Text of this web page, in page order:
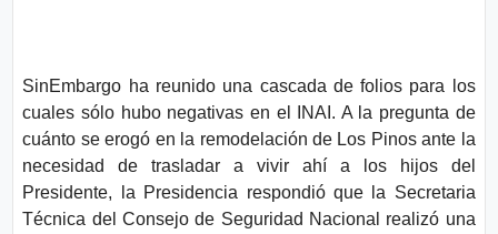
SinEmbargo ha reunido una cascada de folios para los
cuales sólo hubo negativas en el INAI. A la pregunta de
cuánto se erogó en la remodelación de Los Pinos ante la
necesidad de trasladar a vivir ahí a los hijos del
Presidente, la Presidencia respondió que la Secretaria
Técnica del Consejo de Seguridad Nacional realizó una